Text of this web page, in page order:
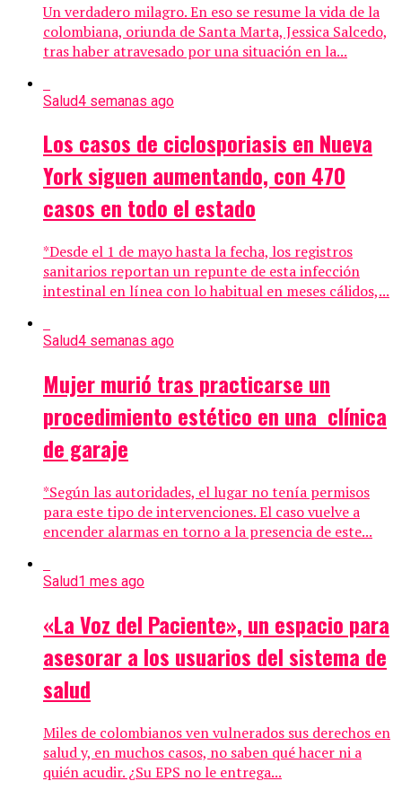
Un verdadero milagro. En eso se resume la vida de la
colombiana, oriunda de Santa Marta, Jessica Salcedo,
tras haber atravesado por una situación en la...
Salud4 semanas ago
Los casos de ciclosporiasis en Nueva
York siguen aumentando, con 470
casos en todo el estado
*Desde el 1 de mayo hasta la fecha, los registros
sanitarios reportan un repunte de esta infección
intestinal en línea con lo habitual en meses cálidos,...
Salud4 semanas ago
Mujer murió tras practicarse un
procedimiento estético en una clínica
de garaje
*Según las autoridades, el lugar no tenía permisos
para este tipo de intervenciones. El caso vuelve a
encender alarmas en torno a la presencia de este...
Salud1 mes ago
«La Voz del Paciente», un espacio para
asesorar a los usuarios del sistema de
salud
Miles de colombianos ven vulnerados sus derechos en
salud y, en muchos casos, no saben qué hacer ni a
quién acudir. ¿Su EPS no le entrega...